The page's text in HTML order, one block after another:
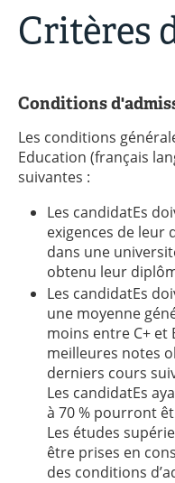
Critères
Conditions
Les conditions
Education (français
suivantes :
Les candidatEs
exigences de leur
dans une
obtenu leur
Les candidatEs
une moyenne
moins entre C+ et
meilleures notes
derniers cours
Les candidatEs
à 70 % pourront
Les études
être prises en
des conditions